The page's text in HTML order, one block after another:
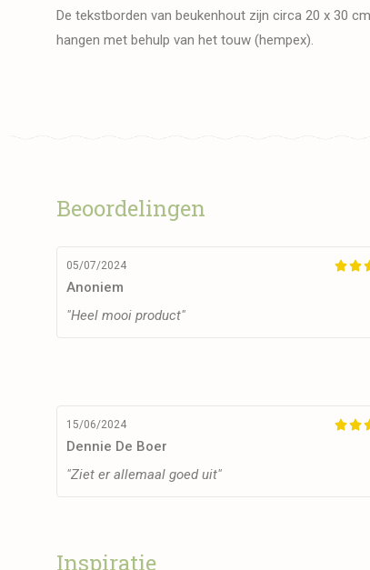
De tekstborden van beukenhout zijn circa 20 x 30
hangen met behulp van het touw (hempex).
Beoordelingen

05/07/2024
Anoniem
"Heel mooi product"

15/06/2024
Dennie De Boer
"Ziet er allemaal goed uit"
Inspiratie